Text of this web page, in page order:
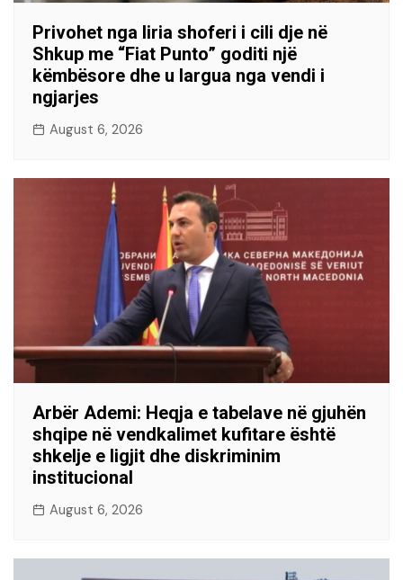
Privohet nga liria shoferi i cili dje në
Shkup me “Fiat Punto” goditi një
këmbësore dhe u largua nga vendi i
ngjarjes
August 6, 2026
Arbër Ademi: Heqja e tabelave në gjuhën
shqipe në vendkalimet kufitare është
shkelje e ligjit dhe diskriminim
institucional
August 6, 2026